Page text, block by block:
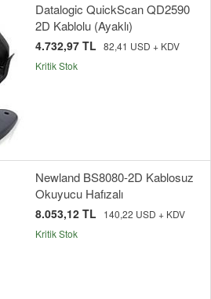
Datalogic QuickScan QD2590
2D Kablolu (Ayaklı)
4.732,97 TL 82,41 USD + KDV
Kritik Stok
Newland BS8080-2D Kablosuz
Okuyucu Hafızalı
8.053,12 TL
140,22 USD + KDV
Kritik Stok